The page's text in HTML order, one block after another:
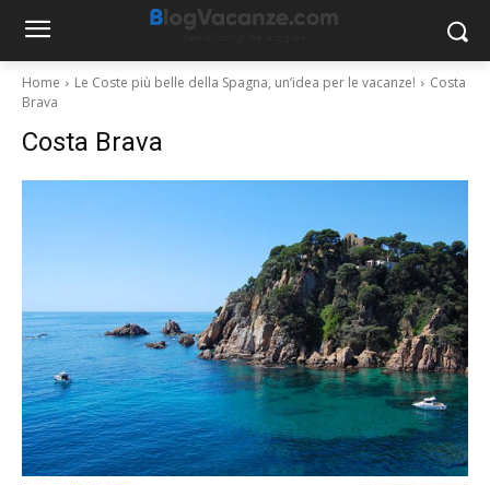
Home Le Coste più belle della Spagna, un’idea per le vacanze!
Costa
Brava
Costa Brava